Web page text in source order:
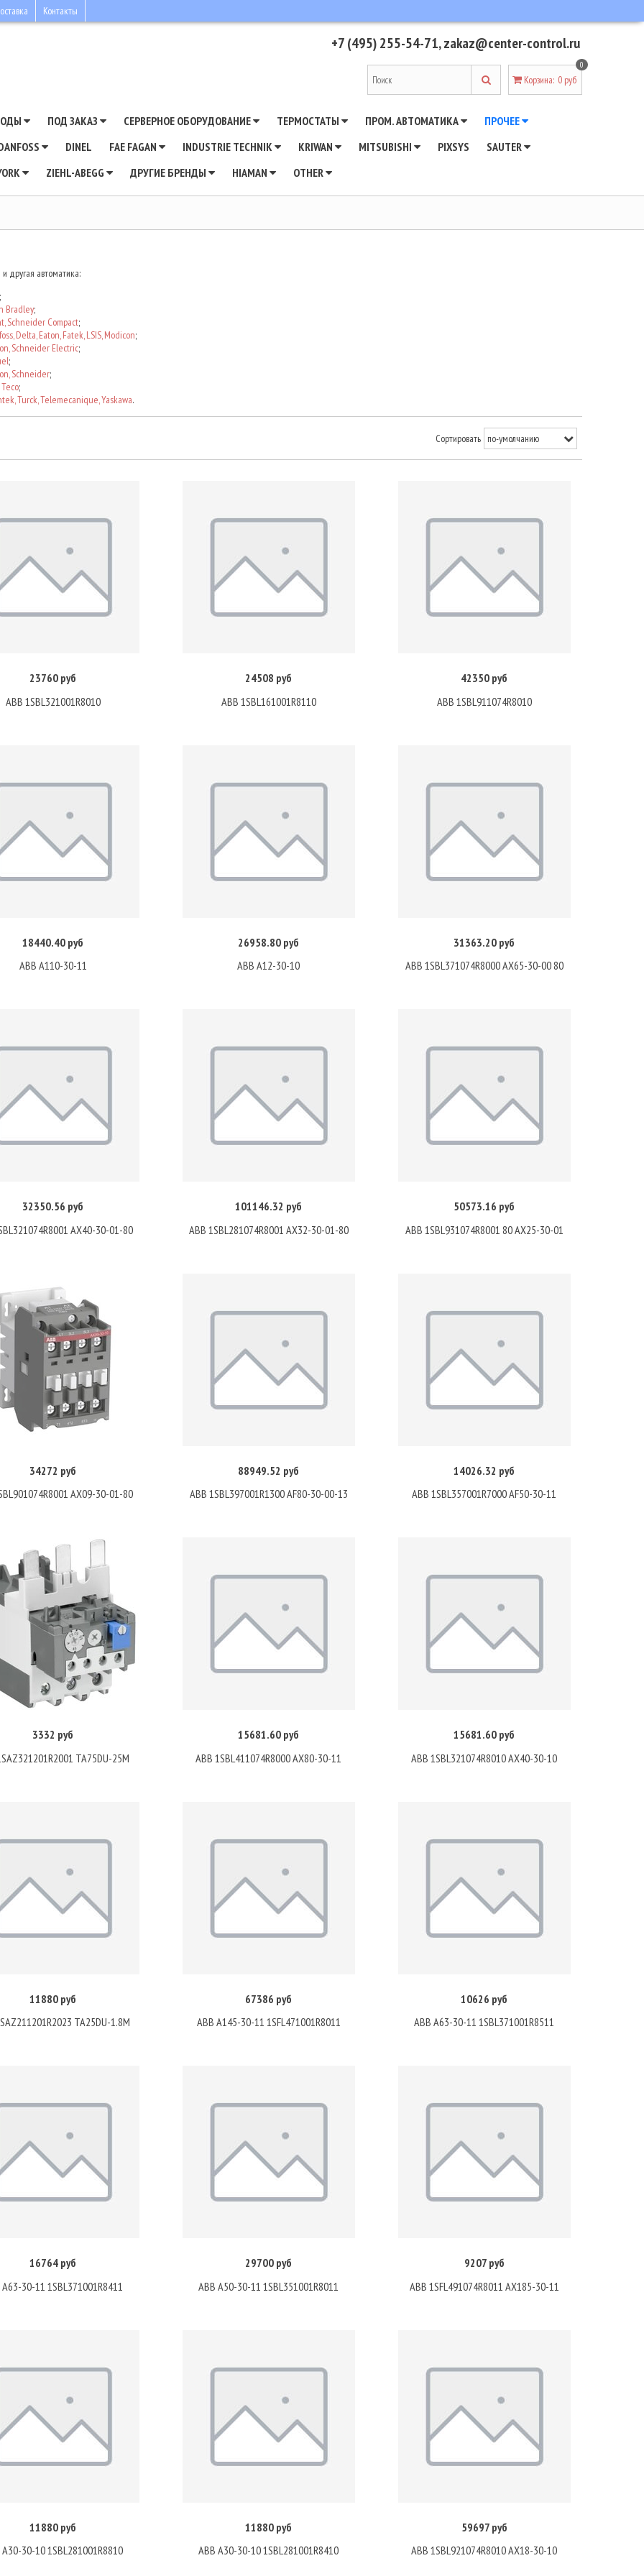
Контакты
+7 (495) 255-54-71,zakaz@center-control.ru
Корзина:
0
0 руб
ПОД ЗАКАЗ СЕРВЕРНОЕ ОБОРУДОВАНИЕ ТЕРМОСТАТЫ ПРОМ. АВТОМАТИКА
ПРОЧЕЕ
DINEL FAE FAGAN INDUSTRIE TECHNIK KRIWAN MITSUBISHI PIXSYS
SAUTER
ZIEHL-ABEGG ДРУГИЕ БРЕНДЫ HIAMAN OTHER
другая автоматика:
Bradley;
Schneider Compact;
Delta, Eaton, Fatek, LSIS, Modicon;
Schneider Electric;
;
Schneider;
;
Turck, Telemecanique, Yaskawa.
Сортировать
Купить
23760 руб
ABB 1SBL321001R8010
Купить
24508 руб
ABB 1SBL161001R8110
Купить
42350 руб
ABB 1SBL911074R8010
Купить
18440.40 руб
ABB A110-30-11
Купить
26958.80 руб
ABB A12-30-10
Купить
31363.20 руб
ABB 1SBL371074R8000 AX65-30-00 80
Купить
32350.56 руб
AX40-30-01-80
Купить
101146.32 руб
ABB 1SBL281074R8001 AX32-30-01-80
Купить
50573.16 руб
ABB 1SBL931074R8001 80 AX25-30-01
Купить
34272 руб
AX09-30-01-80
Купить
88949.52 руб
ABB 1SBL397001R1300 AF80-30-00-13
Купить
14026.32 руб
ABB 1SBL357001R7000 AF50-30-11
Купить
3332 руб
TA75DU-25M
Купить
15681.60 руб
ABB 1SBL411074R8000 AX80-30-11
Купить
15681.60 руб
ABB 1SBL321074R8010 AX40-30-10
Купить
11880 руб
TA25DU-1.8M
Купить
67386 руб
ABB A145-30-11 1SFL471001R8011
Купить
10626 руб
ABB A63-30-11 1SBL371001R8511
Купить
16764 руб
A63-30-11 1SBL371001R8411
Купить
29700 руб
ABB A50-30-11 1SBL351001R8011
Купить
9207 руб
ABB 1SFL491074R8011 AX185-30-11
Купить
11880 руб
A30-30-10 1SBL281001R8810
Купить
11880 руб
ABB A30-30-10 1SBL281001R8410
Купить
59697 руб
ABB 1SBL921074R8010 AX18-30-10